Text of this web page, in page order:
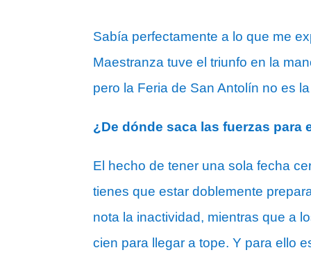
Sabía perfectamente a lo que me
Maestranza tuve el triunfo en la
pero la Feria de San Antolín no es
¿De dónde saca las fuerzas para
El hecho de tener una sola fecha
tienes que estar doblemente
nota la inactividad, mientras que a
cien para llegar a tope. Y para ello